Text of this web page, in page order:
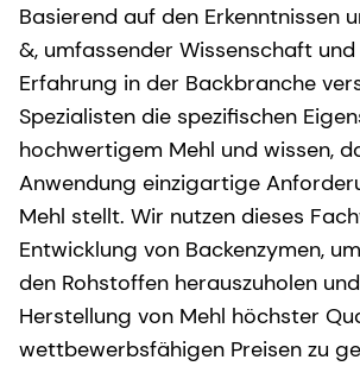
Basierend auf den Erkenntnissen
&, umfassender Wissenschaft
Erfahrung in der Backbranche
Spezialisten die spezifischen
hochwertigem Mehl und wissen,
Anwendung einzigartige
Mehl stellt. Wir nutzen dieses
Entwicklung von Backenzymen,
den Rohstoffen herauszuholen
Herstellung von Mehl höchster
wettbewerbsfähigen Preisen zu